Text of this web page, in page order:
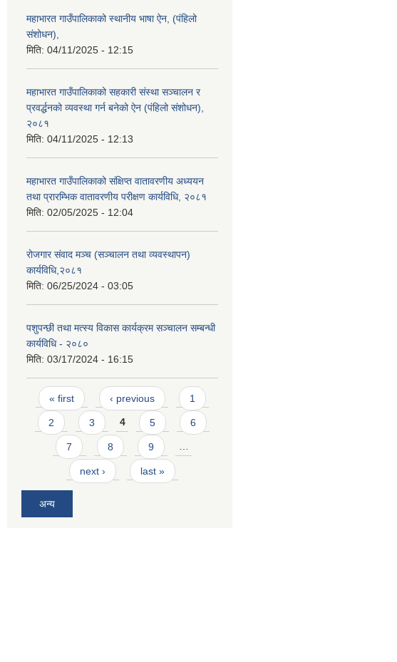
महाभारत गाउँपालिकाको स्थानीय भाषा ऐन, (पंहिलो
संशोधन),
मिति: 04/11/2025 - 12:15
महाभारत गाउँपालिकाको सहकारी संस्था सञ्चालन र
प्रवर्द्धनको व्यवस्था गर्न बनेको ऐन (पंहिलो संशोधन),
२०८१
मिति: 04/11/2025 - 12:13
महाभारत गाउँपालिकाको संक्षिप्त वातावरणीय अध्ययन
तथा प्रारम्भिक वातावरणीय परीक्षण कार्यविधि, २०८१
मिति: 02/05/2025 - 12:04
रोजगार संवाद मञ्च (सञ्चालन तथा व्यवस्थापन)
कार्यविधि,२०८१
मिति: 06/25/2024 - 03:05
पशुपन्छी तथा मत्स्य विकास कार्यक्रम सञ्चालन सम्बन्धी
कार्यविधि - २०८०
मिति: 03/17/2024 - 16:15
Pages
« first ‹ previous 1
2 3 4 5 6
7 8 9 …
next › last »
अन्य